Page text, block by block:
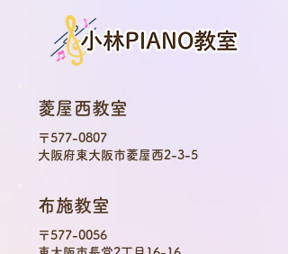
菱屋西教室
〒577-0807
大阪府東大阪市菱屋西2-3-5
布施教室
〒577-0056